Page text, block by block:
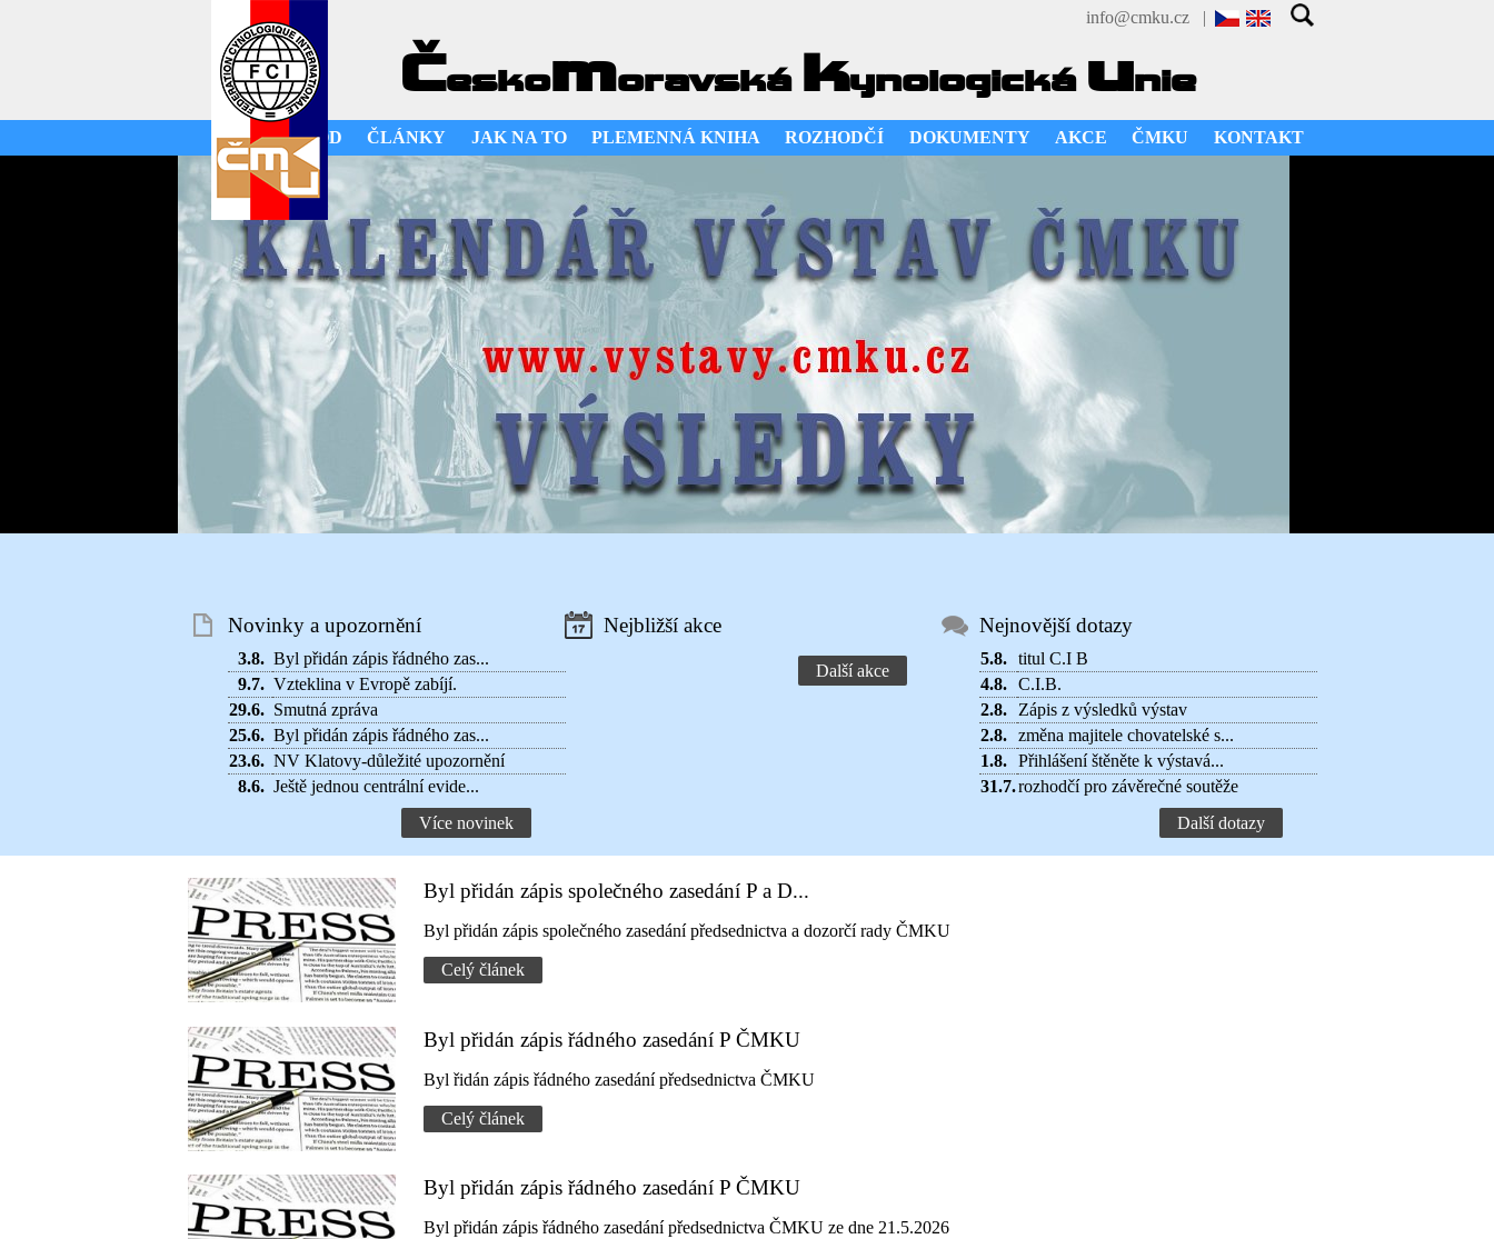
info@cmku.cz |
Českomoravská kynologická unie
ÚVOD ČLÁNKY JAK NA TO PLEMENNÁ KNIHA ROZHODČÍ DOKUMENTY AKCE ČMKU KONTAKT
Novinky a upozornění
3.8. Byl přidán zápis řádného zas...
9.7. Vzteklina v Evropě zabíjí.
29.6. Smutná zpráva
25.6. Byl přidán zápis řádného zas...
23.6. NV Klatovy-důležité upozornění
8.6. Ještě jednou centrální evide...
Více novinek
Nejbližší akce
Další akce
Nejnovější dotazy
5.8. titul C.I B
4.8. C.I.B.
2.8.
Zápis z výsledků výstav
2.8. změna majitele chovatelské s...
1.8. Přihlášení štěněte k výstavá...
31.7.rozhodčí pro závěrečné soutěže
Další dotazy
Byl přidán zápis společného zasedání P a D...
Byl přidán zápis společného zasedání předsednictva a dozorčí rady ČMKU
Celý článek
Byl přidán zápis řádného zasedání P ČMKU
Byl řidán zápis řádného zasedání předsednictva ČMKU
Celý článek
Byl přidán zápis řádného zasedání P ČMKU
Byl přidán zápis řádného zasedání předsednictva ČMKU ze dne 21.5.2026